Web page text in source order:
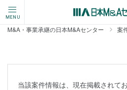
MENU
M&A・事業承継の日本M&Aセンター 案
当該案件情報は、現在掲載されて